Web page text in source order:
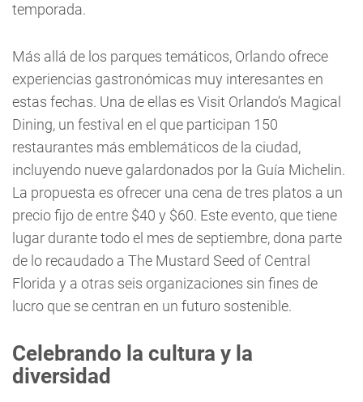
temporada.
Más allá de los parques temáticos, Orlando ofrece
experiencias gastronómicas muy interesantes en
estas fechas. Una de ellas es Visit Orlando’s Magical
Dining, un festival en el que participan 150
restaurantes más emblemáticos de la ciudad,
incluyendo nueve galardonados por la Guía Michelin.
La propuesta es ofrecer una cena de tres platos a un
precio fijo de entre $40 y $60. Este evento, que tiene
lugar durante todo el mes de septiembre, dona parte
de lo recaudado a The Mustard Seed of Central
Florida y a otras seis organizaciones sin fines de
lucro que se centran en un futuro sostenible.
Celebrando la cultura y la
diversidad